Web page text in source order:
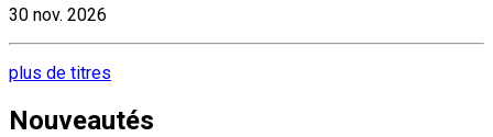
30 nov. 2026
plus de titres
Nouveautés